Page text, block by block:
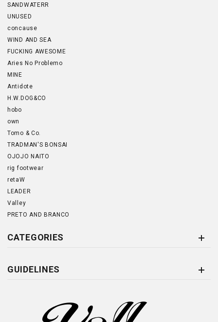
SANDWATERR
UNUSED
concause
WIND AND SEA
FUCKING AWESOME
Aries No Problemo
MINE
Antidote
H.W.DOG&CO
hobo
own
Tomo & Co.
TRADMAN'S BONSAI
OJOJO NAITO
rig footwear
retaW
LEADER
Valley
PRETO AND BRANCO
CATEGORIES
GUIDELINES